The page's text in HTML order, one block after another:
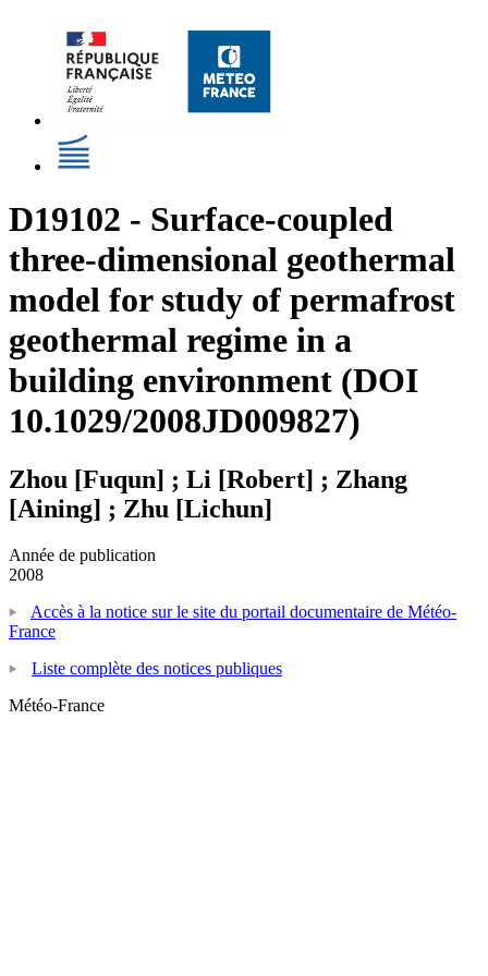
D19102 - Surface-coupled
three-dimensional geothermal
model for study of permafrost
geothermal regime in a
building environment (DOI
10.1029/2008JD009827)
Zhou [Fuqun] ; Li [Robert] ; Zhang
[Aining] ; Zhu [Lichun]
Année de publication
2008
Accès à la notice sur le site du portail documentaire de Météo-
France
Liste complète des notices publiques
Météo-France